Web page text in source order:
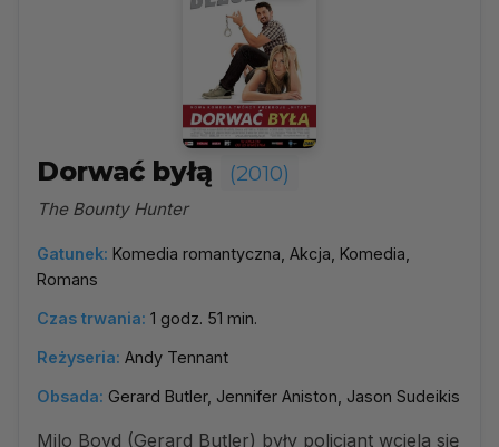
Dorwać byłą (2010)
The Bounty Hunter
Gatunek: Komedia romantyczna, Akcja, Komedia,
Romans
Czas trwania: 1 godz. 51 min.
Reżyseria: Andy Tennant
Obsada: Gerard Butler, Jennifer Aniston, Jason Sudeikis
Milo Boyd (Gerard Butler) były policjant wciela się